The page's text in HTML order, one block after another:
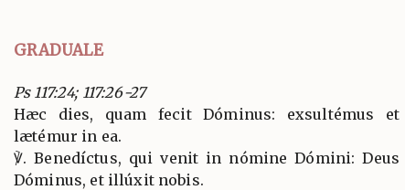
GRADUALE
Ps 117:24; 117:26-27
Hæc dies, quam fecit Dóminus: exsultémus et
lætémur in ea.
℣. Benedíctus, qui venit in nómine Dómini: Deus
Dóminus, et illúxit nobis.